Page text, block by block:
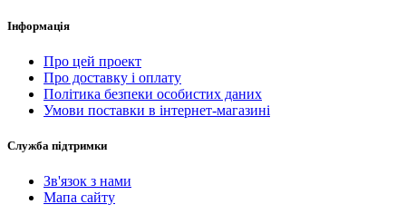
Інформація
Про цей проект
Про доставку і оплату
Політика безпеки особистих даних
Умови поставки в інтернет-магазині
Служба підтримки
Зв'язок з нами
Мапа сайту